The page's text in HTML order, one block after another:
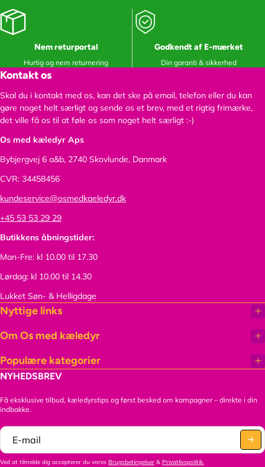
Nem returportal
Hurtig og nem returnering
Godkendt af E-mærket
Din garanti & sikkerhed
Kontakt os
Skal du i kontakt med os, kan det ske på email, telefon eller du kan
gøre noget helt særligt og sende os et brev, med et rigtig frimærke,
det ville få os til at føle os som noget helt særligt :-)
Os med kæledyr Aps
Bybjergvej 6 a&b, 2740 Skovlunde, Danmark
CVR: 34458456
kundeservice@osmedkaeledyr.dk
+45 53 53 29 29
Butikkens åbningstider:
Man-Fre: kl 10.00 til 17.30
Lørdag: kl 10.00 til 14.30
Lukket Søn- & Helligdage
Nyttige links
Om Os med kæledyr
Populære kategorier
NYHEDSBREV
Få eksklusive tilbud, kæledyrstips og først besked om kampagner – direkte i din
indbakke.
Ved at tilmelde dig accepterer du vores Brugsbetingelser & Privatlivspolitik.